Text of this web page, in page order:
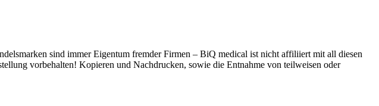
sind immer Eigentum fremder Firmen – BiQ medical ist nicht affiliiert mit all diesen
vorbehalten! Kopieren und Nachdrucken, sowie die Entnahme von teilweisen oder